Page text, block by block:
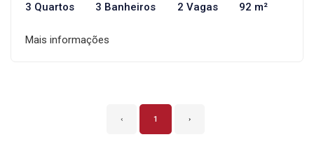
3 Quartos 3 Banheiros 2 Vagas 92 m²
Mais informações
‹ 1 ›